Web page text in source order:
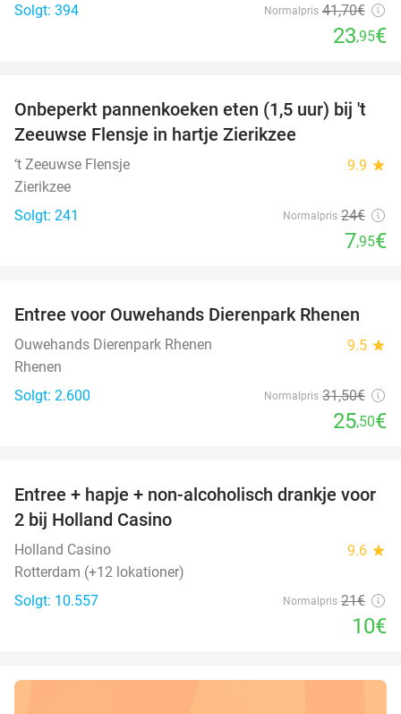
Solgt: 394
Normalpris 41,70€
23,95€
67%
Onbeperkt pannenkoeken eten (1,5 uur) bij 't
Zeeuwse Flensje in hartje Zierikzee
‘t Zeeuwse Flensje 9.9 star
Zierikzee
Solgt: 241
Normalpris 24€
7,95€
19%
Entree voor Ouwehands Dierenpark Rhenen
Ouwehands Dierenpark Rhenen 9.5 star
Rhenen
Solgt: 2.600
Normalpris 31,50€
25,50€
52%
Entree + hapje + non-alcoholisch drankje voor
2 bij Holland Casino
Holland Casino 9.6 star
Rotterdam (+12 lokationer)
Solgt: 10.557
Normalpris 21€
10€